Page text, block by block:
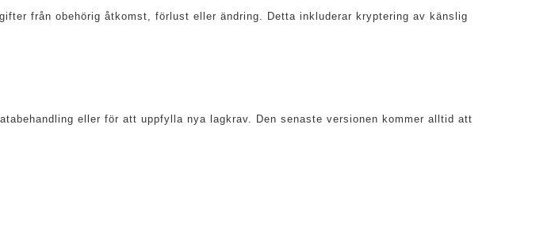
från obehörig åtkomst, förlust eller ändring. Detta inkluderar kryptering av känslig
eller för att uppfylla nya lagkrav. Den senaste versionen kommer alltid att